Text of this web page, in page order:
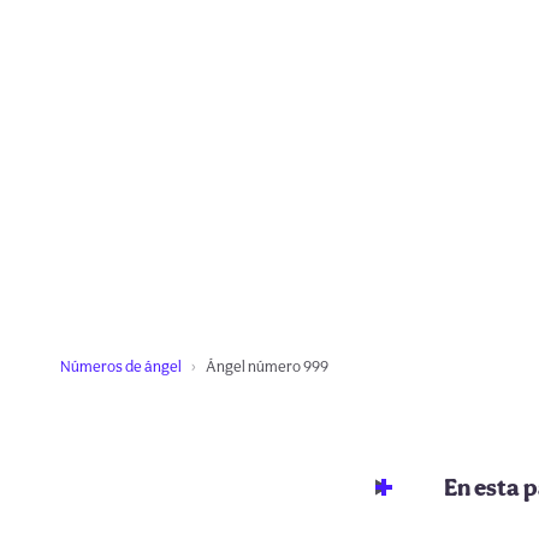
Números de ángel Ángel número 999
En esta